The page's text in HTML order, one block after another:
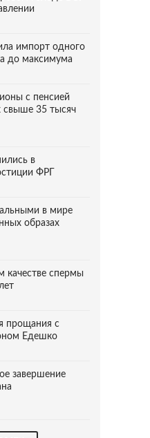
импорт одного
до максимума
с пенсией
свыше 35 тысяч
в
ФРГ
в мире
образах
качестве спермы
прощания с
Едешко
завершение